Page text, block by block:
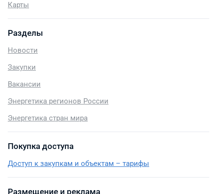
Карты
Разделы
Новости
Закупки
Вакансии
Энергетика регионов России
Энергетика стран мира
Покупка доступа
Доступ к закупкам и объектам – тарифы
Размещение и реклама